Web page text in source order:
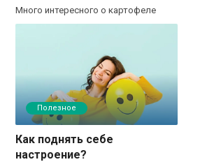
Много интересного о картофеле
Полезное
Как поднять себе
настроение?